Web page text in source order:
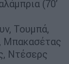
(70’
Τουμπά,
Μπακασέτας
Ντέσερς